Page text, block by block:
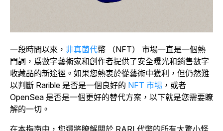
一段時間以來， 非真菌代幣 （NFT） 市場一直是一個熱
門詞，爲數字藝術家和創作者提供了安全曝光和銷售數字
收藏品的新途徑。如果您熱衷於從藝術中獲利，但仍然難
以判斷 Rarible 是否是一個良好的 NFT 市場 ，或者
OpenSea 是否是一個更好的替代方案，以下就是您需要瞭
解的一切。
在本指南中，您還將瞭解關於 RARI 代幣的所有大驚小怪